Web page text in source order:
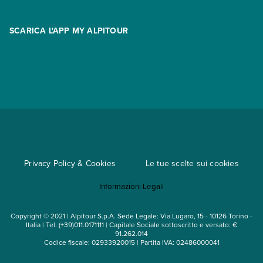
Assicurazioni
Condizioni generali di contratto
Mappa del sito
SCARICA L'APP MY ALPITOUR
Privacy Policy & Cookies Le tue scelte sui cookies
Informazioni Legali
Copyright © 2021 | Alpitour S.p.A. Sede Legale: Via Lugaro, 15 - 10126 Torino -
Italia | Tel. (+39)011.0171111 | Capitale Sociale sottoscritto e versato: €
91.262.014
Codice fiscale: 02933920015 | Partita IVA: 02486000041